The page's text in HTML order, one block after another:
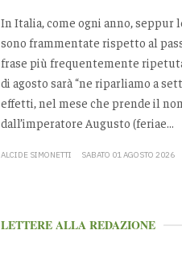
In Italia, come ogni anno, seppur
sono frammentate rispetto al
frase più frequentemente
di agosto sarà “ne riparliamo a
effetti, nel mese che prende il
dall’imperatore Augusto (feriae...
ALCIDE SIMONETTI SABATO 01 AGOSTO 2026
LETTERE ALLA REDAZIONE